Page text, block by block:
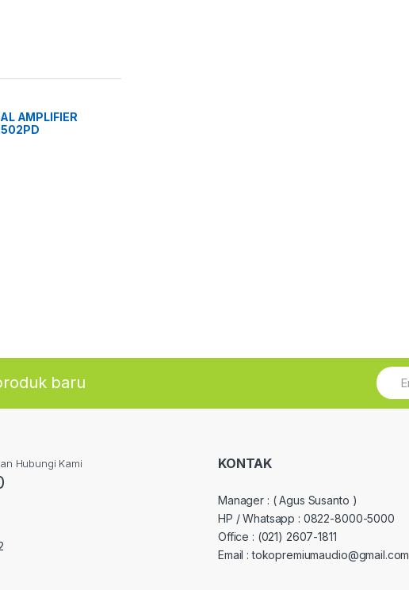
AMPLIFIER
baru
Hubungi Kami KONTAK
Manager : ( Agus Susanto )
HP / Whatsapp : 0822-8000-5000
Office : (021) 2607-1811
Email : tokopremiumaudio@gmail.com